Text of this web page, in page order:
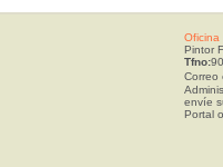
Oficina
Pintor
Tfno:
Correo
envíe
Portal